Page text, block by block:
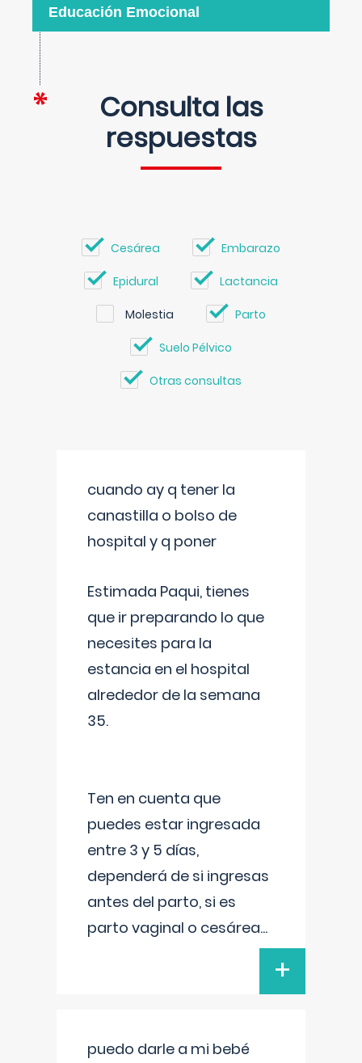
Educación Emocional
Consulta las
respuestas
Cesárea Embarazo
Epidural Lactancia
Molestia Parto
Suelo Pélvico
Otras consultas
cuando ay q tener la
canastilla o bolso de
hospital y q poner
Estimada Paqui, tienes
que ir preparando lo que
necesites para la
estancia en el hospital
alrededor de la semana
35.
Ten en cuenta que
puedes estar ingresada
entre 3 y 5 días,
dependerá de si ingresas
antes del parto, si es
parto vaginal o cesárea...
+
puedo darle a mi bebé